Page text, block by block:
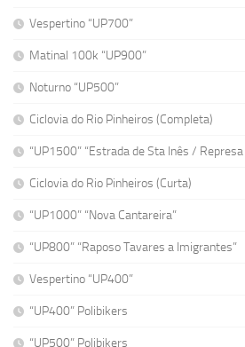
Vespertino “UP700”
Matinal 100k “UP900”
Noturno “UP500”
Ciclovia do Rio Pinheiros (Completa)
“UP1500” “Estrada de Sta Inês /
Ciclovia do Rio Pinheiros (Curta)
“UP1000” “Nova Cantareira”
“UP800” “Raposo Tavares a Imigrantes”
Vespertino “UP400”
“UP400” Polibikers
“UP500” Polibikers